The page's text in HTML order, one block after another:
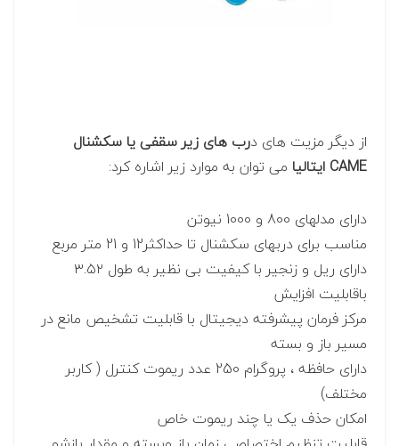
از دیگر مزیت های درب های زیر سقفی یا سکشنال
CAME ایتالیا
می توان به موارد زیر اشاره کرد:
دارای مدلهای 800 و 1000 نیوتن
مناسب برای دربهای سکشنال تا حداکثر12 و 21 متر مربع
دارای ریل و زنجیر با کیفیت بی نظیر به طول ۳.۵۲
باقابلیت افزایش
مرکز فرمان پیشرفته دیجیتال با قابلیت تشخیص مانع در
مسیر باز و بسته
دارای حافظه ، پروگرام 250 عدد ریموت کنترل ( کاربر
مختلف)
امکان حذف یک یا چند ریموت خاص